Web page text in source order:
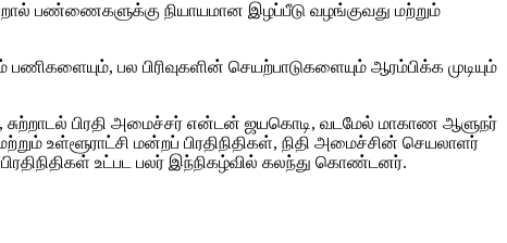
பண்ணைகளுக்கு நியாயமான இழப்பீடு வழங்குவது மற்றும்
பல பிரிவுகளின் செயற்பாடுகளையும் ஆரம்பிக்க முடியும்
பிரதி அமைச்சர் என்டன் ஜயகொடி, வடமேல் மாகாண ஆளுநர்
உள்ளூராட்சி மன்றப் பிரதிநிதிகள், நிதி அமைச்சின் செயலாளர்
உட்பட பலர் இந்நிகழ்வில் கலந்து கொண்டனர்.